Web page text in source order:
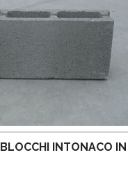
BLOCCHI INTONACO